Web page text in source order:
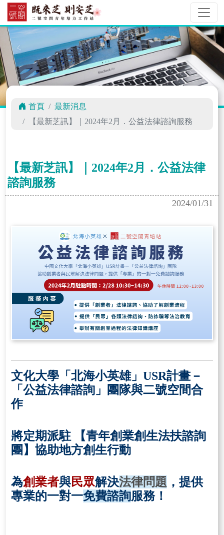
首頁
最新消息
【最新芝訊】｜2024年2月．公益法律諮詢服務
【最新芝訊】｜2024年2月．公益法律
諮詢服務
2024/01/31
文化大學「北海小英雄」 USR計畫－
「公益法律諮詢」團隊與二號空間合
作
將定期派駐 【青年創業創生法扶諮詢
團】協助地方創生行動
為創業者與民眾解決法律問題 ，提供
專業的一對一免費諮詢服務！